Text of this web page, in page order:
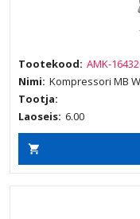
Tootekood: AMK-
Nimi: Kompressori MB
Tootja:
Laoseis: 6.00